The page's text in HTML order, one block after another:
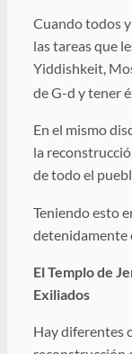
Cuando todos
las tareas que
Yiddishkeit,
de G-d y tener
En el mismo
la
de todo el
Teniendo esto
detenidamente
El Templo de
Exiliados
Hay diferentes